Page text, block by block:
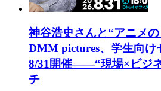
神谷浩史さんと“アニメ
DMM pictures、学生向け
8/31開催――“現場×ビジ
チ